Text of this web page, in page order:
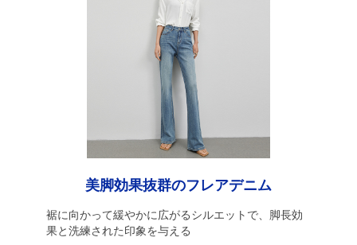
美脚効果抜群のフレアデニム
裾に向かって緩やかに広がるシルエットで、脚長効
果と洗練された印象を与える